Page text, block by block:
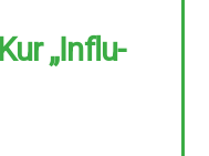
„Influ-